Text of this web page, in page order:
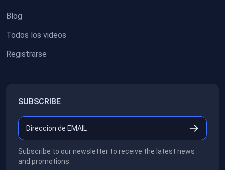
Blog
Todos los videos
Registrarse
SUBSCRIBE
Subscribe to our newsletter to receive the latest news
and promotions.